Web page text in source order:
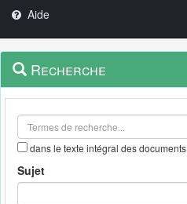
Aide
Navigation
outils
Menu
contextuel
Recherche
dans le texte intégral des documents
Sujet